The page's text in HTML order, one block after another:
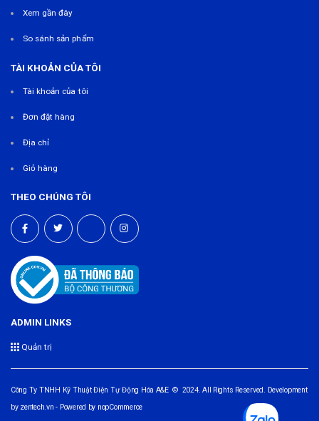
Xem gần đây
So sánh sản phẩm
TÀI KHOẢN CỦA TÔI
Tài khoản của tôi
Đơn đặt hàng
Địa chỉ
Giỏ hàng
THEO CHÚNG TÔI
ADMIN LINKS
Quản trị
Công Ty TNHH Kỹ Thuật Điện Tự Động Hóa A&E © 2024. All Rights Reserved. Development
by zentech.vn - Powered by nopCommerce